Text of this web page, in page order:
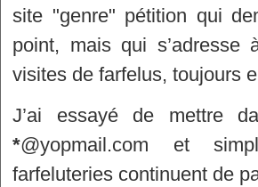
site "genre" pétition qui
point, mais qui
visites de farfelus, toujours
J’ai essayé de mettre
*@yopmail.com et
farfeluteries continuent de